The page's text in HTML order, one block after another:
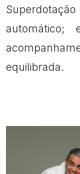
automático;
equilibrada.